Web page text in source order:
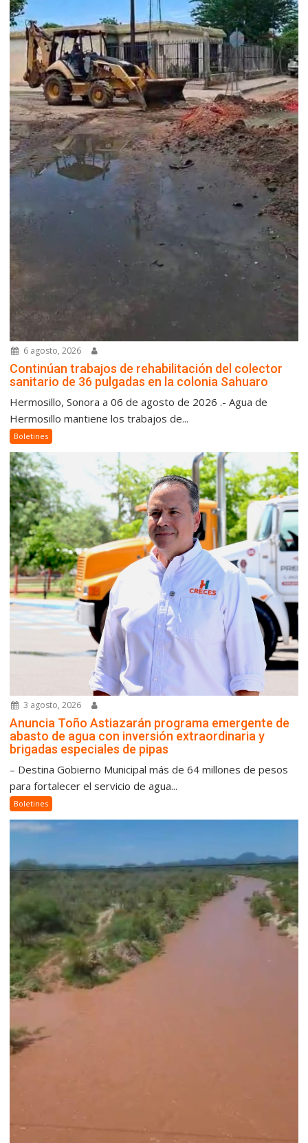
6 agosto, 2026
Continúan trabajos de rehabilitación del colector
sanitario de 36 pulgadas en la colonia Sahuaro
Hermosillo, Sonora a 06 de agosto de 2026 .- Agua de
Hermosillo mantiene los trabajos de...
Boletines
3 agosto, 2026
Anuncia Toño Astiazarán programa emergente de
abasto de agua con inversión extraordinaria y
brigadas especiales de pipas
– Destina Gobierno Municipal más de 64 millones de pesos
para fortalecer el servicio de agua...
Boletines